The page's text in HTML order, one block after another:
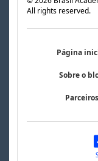
All rights reserved.
Página
Sobre o
Parceiros